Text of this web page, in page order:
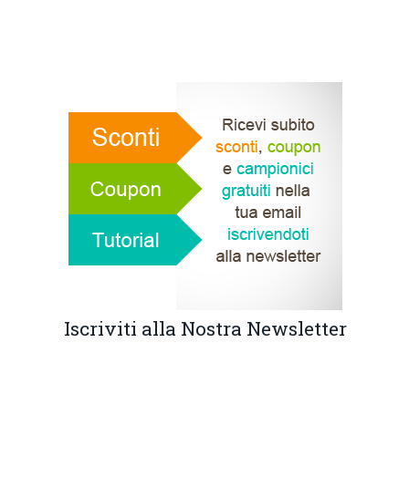
Iscriviti alla Nostra Newsletter